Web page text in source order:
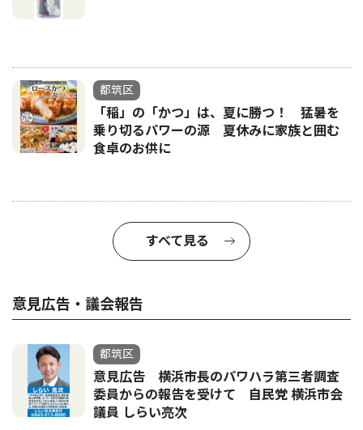
都筑区
「稲」の「かつ」は、夏に勝つ！ 猛暑を
乗り切るパワーの源 夏休みに家族と囲む
食卓のお供に
すべて見る
意見広告・議会報告
都筑区
意見広告 横浜市長のパワハラ第三者調査
委員からの報告を受けて 自民党 横浜市会
議員 しらい亮次